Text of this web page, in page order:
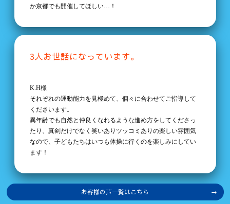
か京都でも開催してほしい…！
3人お世話になっています。
K.H様
それぞれの運動能力を見極めて、個々に合わせてご指導して
くださいます。
異年齢でも自然と仲良くなれるような進め方をしてくださっ
たり、真剣だけでなく笑いありツッコミありの楽しい雰囲気
なので、子どもたちはいつも体操に行くのを楽しみにしてい
ます！
お客様の声一覧はこちら